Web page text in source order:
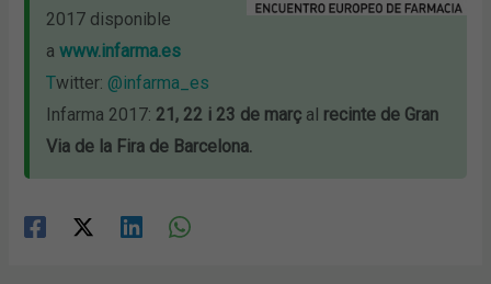
2017 disponible
awww.infarma.es
Twitter:@infarma_es
Infarma 2017: 21, 22 i 23 de març al recinte de Gran
Via de la Fira de Barcelona.